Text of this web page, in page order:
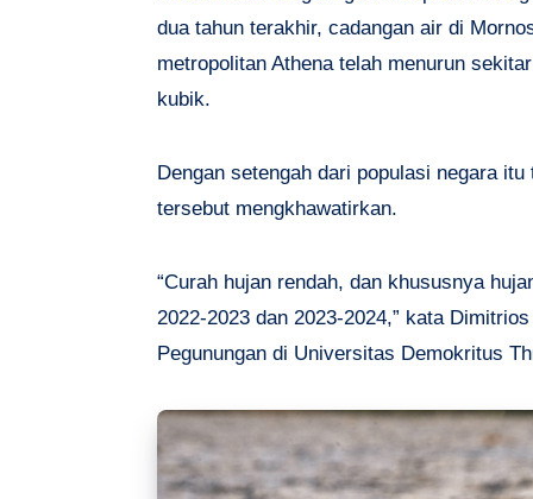
dua tahun terakhir, cadangan air di
metropolitan Athena telah menurun
kubik.
Dengan setengah dari populasi negara
tersebut mengkhawatirkan.
“Curah hujan rendah, dan khususnya
2022-2023 dan 2023-2024,” kata
Pegunungan di Universitas Demokritus